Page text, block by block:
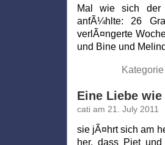
Mal wie sich der
anfÃ¼hlte: 26
verlÃ¤ngerte
und Bine und
Kategorie
Eine Liebe wie
cati am 21. July 2011
sie jÃ¤hrt sich am
her, dass Piet